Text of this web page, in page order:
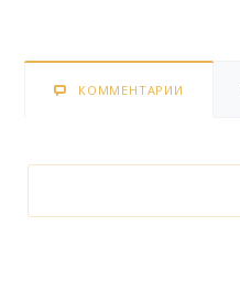
КОММЕНТАРИИ